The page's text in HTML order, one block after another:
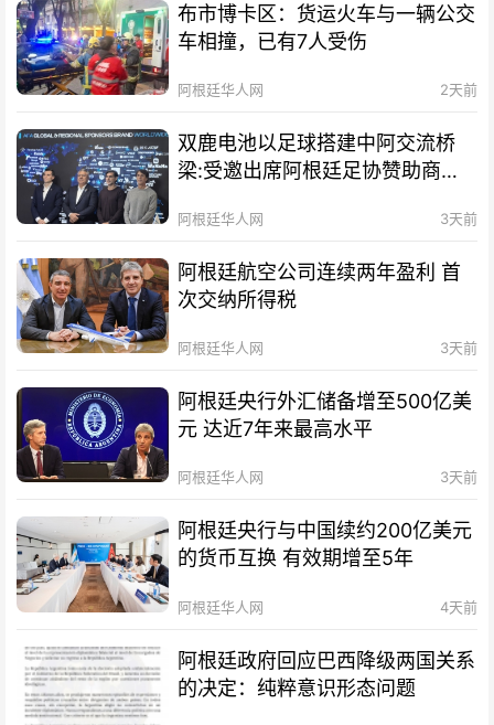
布市博卡区：货运火车与一辆公交
车相撞，已有7人受伤
阿根廷华人网 2天前
双鹿电池以足球搭建中阿交流桥
梁:受邀出席阿根廷足协赞助商招
阿根廷华人网 3天前
阿根廷航空公司连续两年盈利 首
次交纳所得税
阿根廷华人网 3天前
阿根廷央行外汇储备增至500亿美
元 达近7年来最高水平
阿根廷华人网 3天前
阿根廷央行与中国续约200亿美元
的货币互换 有效期增至5年
阿根廷华人网 4天前
阿根廷政府回应巴西降级两国关系
的决定：纯粹意识形态问题